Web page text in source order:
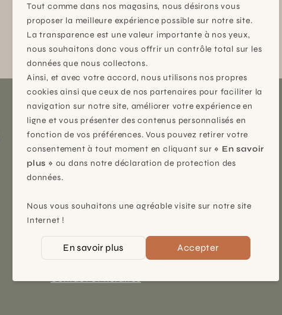
À 15mn du centre de Genève
1228 Plan-les-Ouates (GE)
Contact et horaires
Tout comme dans nos magasins, nous désirons vous
proposer la meilleure expérience possible sur notre site.
La transparence est une valeur importante à nos yeux,
nous souhaitons donc vous offrir un contrôle total sur les
données que nous collectons.
Ainsi, et avec votre accord, nous utilisons nos propres
cookies ainsi que ceux de nos partenaires pour faciliter la
navigation sur notre site, améliorer votre expérience en
ligne et vous présenter des contenus personnalisés en
fonction de vos préférences. Vous pouvez retirer votre
consentement à tout moment en cliquant sur « En savoir
plus » ou dans notre déclaration de protection des
données.
Nous vous souhaitons une agréable visite sur notre site
Internet !
En savoir plus Accepter